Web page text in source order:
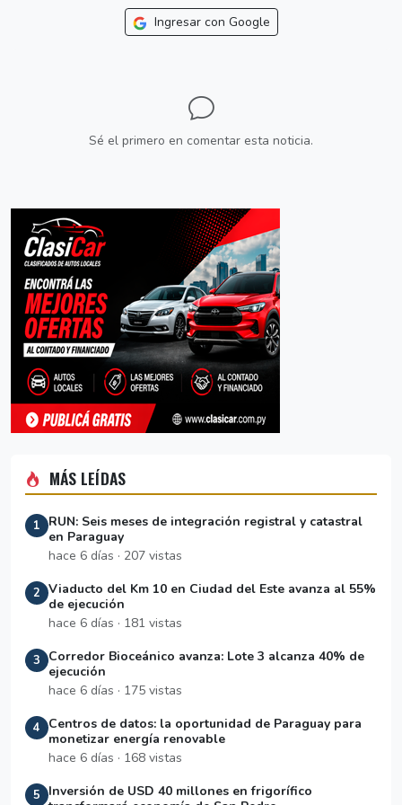
Ingresar con Google
Sé el primero en comentar esta noticia.
MÁS LEÍDAS
1
RUN: Seis meses de integración registral y catastral
en Paraguay
hace 6 días · 207 vistas
2 Viaducto del Km 10 en Ciudad del Este avanza al 55%
de ejecución
hace 6 días · 181 vistas
3
Corredor Bioceánico avanza: Lote 3 alcanza 40% de
ejecución
hace 6 días · 175 vistas
4
Centros de datos: la oportunidad de Paraguay para
monetizar energía renovable
hace 6 días · 168 vistas
5
Inversión de USD 40 millones en frigorífico